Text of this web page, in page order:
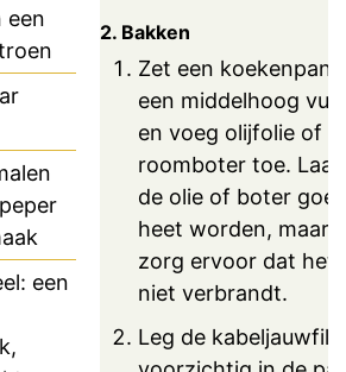
een
een
2. Bakken
Zet een koekenpan
een middelhoog
en voeg olijfolie of
roomboter toe. Laat
de olie of boter
heet worden, maar
zorg ervoor dat het
niet verbrandt.
Leg de